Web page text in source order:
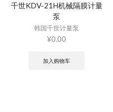
千世KDV-21H机械隔膜计量
泵
韩国千世计量泵
¥0.00
加入购物车